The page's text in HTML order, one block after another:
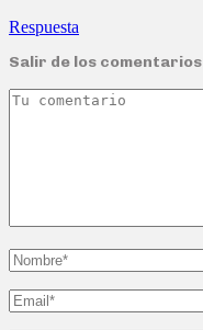
Respuesta
Salir de los comentarios